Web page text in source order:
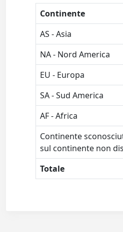
Continente
AS - Asia
NA - Nord America
EU - Europa
SA - Sud America
AF - Africa
Continente
sul continente non
Totale